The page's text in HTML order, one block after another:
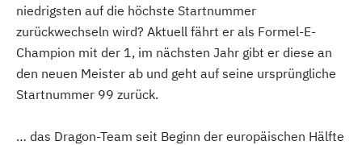
niedrigsten auf die höchste Startnummer
zurückwechseln wird? Aktuell fährt er als Formel-E-
Champion mit der 1, im nächsten Jahr gibt er diese an
den neuen Meister ab und geht auf seine ursprüngliche
Startnummer 99 zurück.
… das Dragon-Team seit Beginn der europäischen Hälfte